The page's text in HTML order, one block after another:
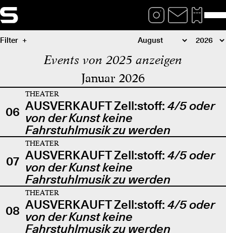
Filter
Events von 2025 anzeigen
Januar 2026
06
THEATER
AUSVERKAUFT Zell:stoff: 4/5 oder
von der Kunst keine
Fahrstuhlmusik zu werden
07
THEATER
AUSVERKAUFT Zell:stoff: 4/5 oder
von der Kunst keine
Fahrstuhlmusik zu werden
08
THEATER
AUSVERKAUFT Zell:stoff: 4/5 oder
von der Kunst keine
Fahrstuhlmusik zu werden